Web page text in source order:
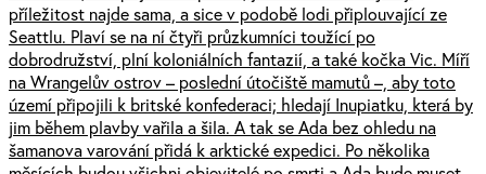
příležitost najde sama, a sice v podobě lodi připlouvající ze
Seattlu. Plaví se na ní čtyři průzkumníci toužící po
dobrodružství, plní koloniálních fantazií, a také kočka Vic. Míří
na Wrangelův ostrov – poslední útočiště mamutů –, aby toto
území připojili k britské konfederaci; hledají Inupiatku, která by
jim během plavby vařila a šila. A tak se Ada bez ohledu na
šamanova varování přidá k arktické expedici. Po několika